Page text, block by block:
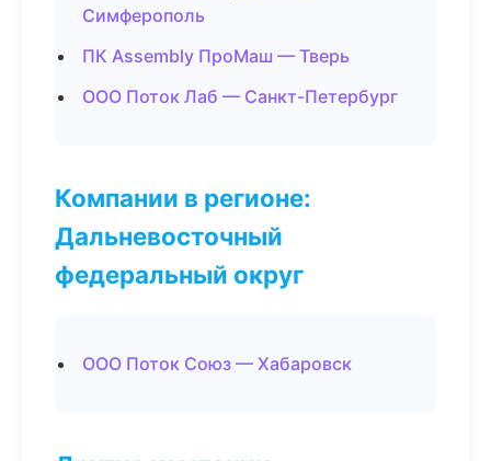
Симферополь
ПК Assembly ПроМаш — Тверь
ООО Поток Лаб — Санкт-Петербург
Компании в регионе:
Дальневосточный
федеральный округ
ООО Поток Союз — Хабаровск